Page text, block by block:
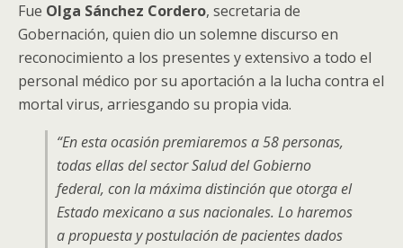
Fue Olga Sánchez Cordero, secretaria de
Gobernación, quien dio un solemne discurso en
reconocimiento a los presentes y extensivo a todo el
personal médico por su aportación a la lucha contra el
mortal virus, arriesgando su propia vida.
“En esta ocasión premiaremos a 58 personas,
todas ellas del sector Salud del Gobierno
federal, con la máxima distinción que otorga el
Estado mexicano a sus nacionales. Lo haremos
a propuesta y postulación de pacientes dados